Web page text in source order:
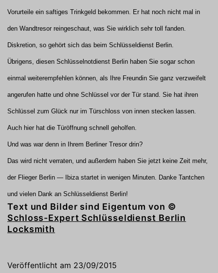
Vorurteile ein saftiges Trinkgeld bekommen. Er hat noch nicht mal in
den Wandtresor reingeschaut, was Sie wirklich sehr toll fanden.
Diskretion, so gehört sich das beim Schlüsseldienst Berlin.
Übrigens, diesen Schlüsselnotdienst Berlin haben Sie sogar schon
einmal weiterempfehlen können, als Ihre Freundin Sie ganz verzweifelt
angerufen hatte und ohne Schlüssel vor der Tür stand. Sie hat ihren
Schlüssel zum Glück nur im Türschloss von innen stecken lassen.
Auch hier hat die Türöffnung schnell geholfen.
Und was war denn in Ihrem Berliner Tresor drin?
Das wird nicht verraten, und außerdem haben Sie jetzt keine Zeit mehr,
der Flieger Berlin — Ibiza startet in wenigen Minuten. Danke Tantchen
und vielen Dank an Schlüsseldienst Berlin!
Text und Bilder sind Eigentum von ©
Schloss-Expert Schlüsseldienst Berlin
Locksmith
Veröffentlicht am 23/09/2015